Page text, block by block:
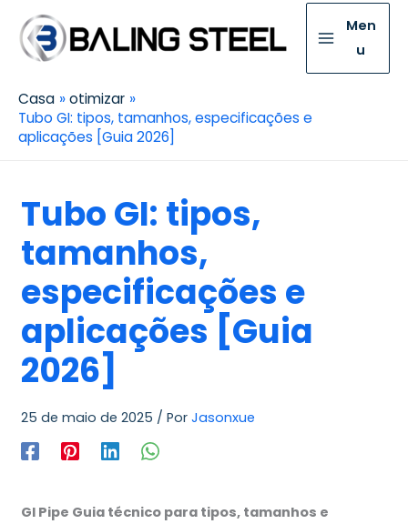
Men
u
Casa
otimizar
Tubo GI: tipos, tamanhos, especificações e
aplicações [Guia 2026]
Tubo GI: tipos,
tamanhos,
especificações e
aplicações [Guia
2026]
25 de maio de 2025 / Por Jasonxue
GI Pipe Guia técnico para tipos, tamanhos e